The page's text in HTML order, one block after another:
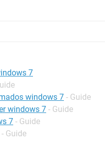
7
windows 7 - Guide
windows 7 - Guide
7 - Guide
- Guide